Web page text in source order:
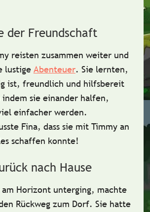
der Freundschaft
reisten zusammen weiter und
lustige Abenteuer. Sie lernten,
ist, freundlich und hilfsbereit
sie einander halfen,
einfacher werden.
Fina, dass sie mit Timmy an
schaffen konnte!
nach Hause
am Horizont unterging, machte
Rückwegzum Dorf. Sie hatte